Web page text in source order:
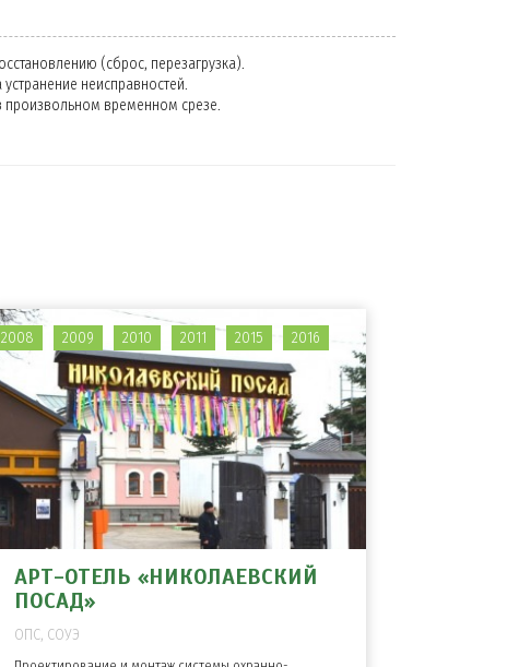
(сброс, перезагрузка).
неисправностей.
произвольном временном срезе.
АРТ-ОТЕЛЬ «НИКОЛАЕВСКИЙ
ПОСАД»
ОПС, СОУЭ
2008 2009 2010 2011 2015 2016